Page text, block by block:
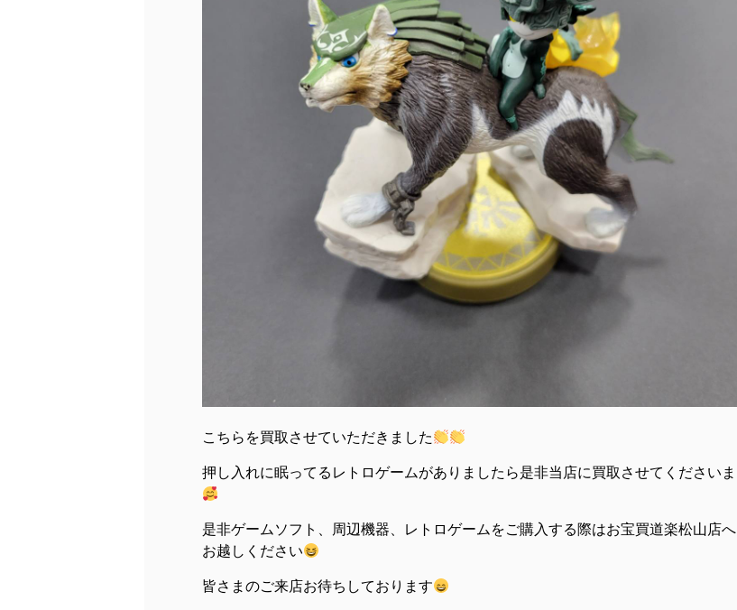
こちらを買取させていただきました
押し入れに眠ってるレトロゲームがありましたら是非当店に買取させてくださいま
是非ゲームソフト、周辺機器、レトロゲームをご購入する際はお宝買道楽松山店へ
お越しください
皆さまのご来店お待ちしております